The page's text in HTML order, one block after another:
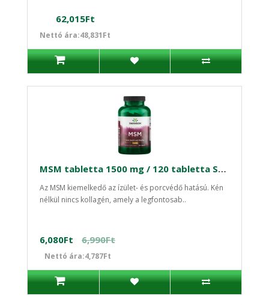
62,015Ft
Nettó ára:48,831Ft
MSM tabletta 1500 mg / 120 tabletta Swanson
Az MSM kiemelkedő az ízület- és porcvédő hatású. Kén
nélkül nincs kollagén, amely a legfontosab..
6,080Ft 6,990Ft
Nettó ára:4,787Ft